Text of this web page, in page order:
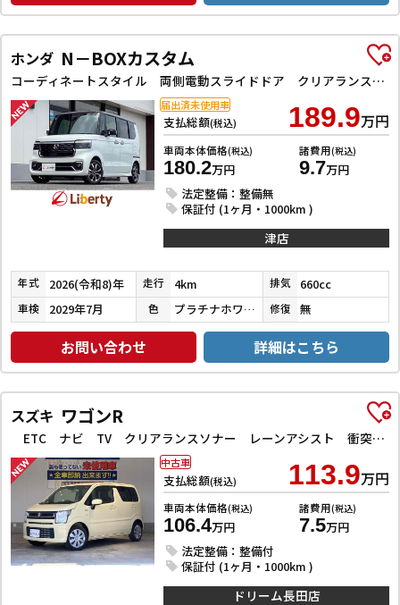
ホンダ N－BOXカスタム
コーディネートスタイル 両側電動スライドドア クリアランスソナー オートクルーズコントロール レーンアシスト オートライト スマートキー アイドリングストップ 電動格納ミラー ベンチシート CVT ESC
支払総額(税込) 189.9万円
車両本体価格(税込)
180.2万円
諸費用(税込)
9.7万円
法定整備：整備無
保証付 (1ヶ月・1000km )
届出済未使用車
津店
年式 2026(令和8)年 走行 4km 排気 660cc
車検 2029年7月 色 プラチナホワイトパール 修復 無
お問い合わせ 詳細はこちら
スズキ ワゴンR
ETC ナビ TV クリアランスソナー レーンアシスト 衝突被害軽減システム オートライト スマートキー アイドリングストップ 電動格納ミラー シートヒーター ベンチシート CVT ESC CD
支払総額(税込) 113.9万円
車両本体価格(税込)
106.4万円
諸費用(税込)
7.5万円
法定整備：整備付
保証付 (1ヶ月・1000km )
中古車
ドリーム長田店